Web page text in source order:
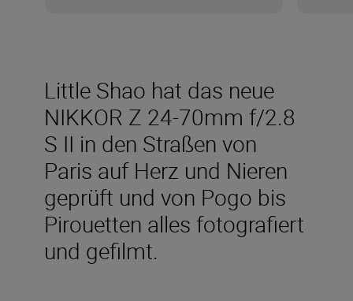
Little Shao hat das neue
NIKKOR Z 24-70mm f/2.8
S II in den Straßen von
Paris auf Herz und Nieren
geprüft und von Pogo bis
Pirouetten alles fotografiert
und gefilmt.